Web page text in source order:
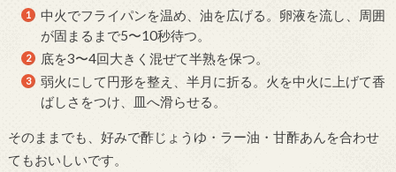
中火でフライパンを温め、油を広げる。卵液を流し、周囲
が固まるまで5〜10秒待つ。
底を3〜4回大きく混ぜて半熟を保つ。
弱火にして円形を整え、半月に折る。火を中火に上げて香
ばしさをつけ、皿へ滑らせる。
そのままでも、好みで酢じょうゆ・ラー油・甘酢あんを合わせ
てもおいしいです。